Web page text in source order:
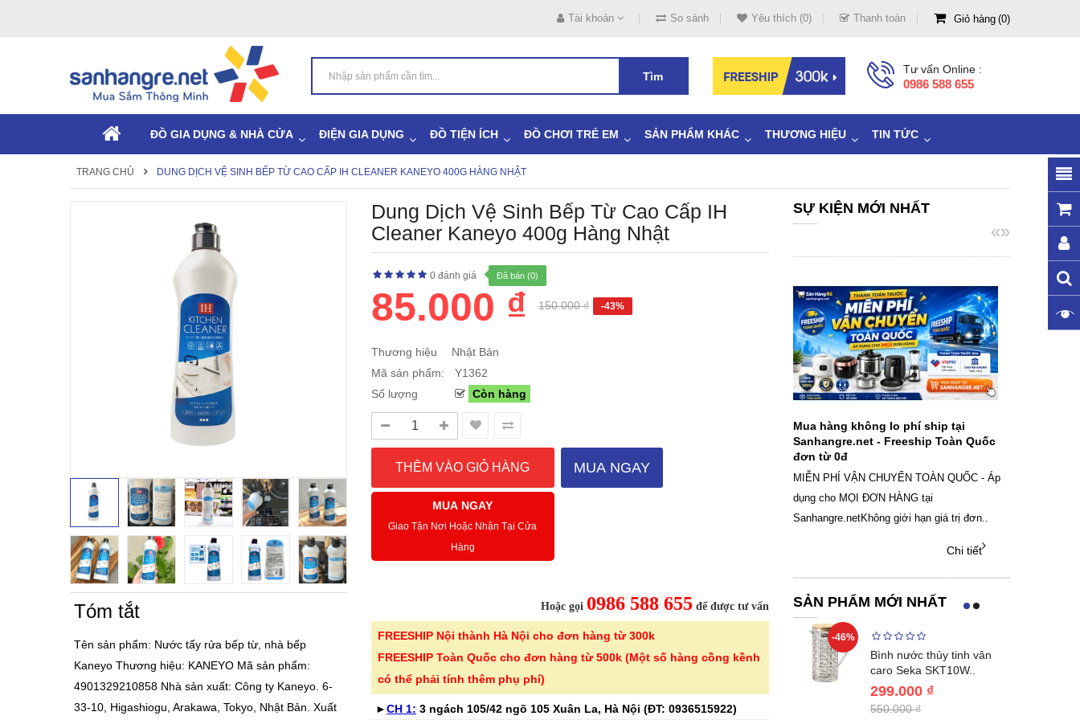
Tài khoản So sánh Yêu thích (0) Thanh toán Giỏ hàng 0
Tìm
Tư vấn Online :
0986 588 655
ĐỒ GIA DỤNG & NHÀ CỬA ĐIỆN GIA DỤNG ĐỒ TIỆN ÍCH ĐỒ CHƠI TRẺ EM SẢN PHẨM KHÁC THƯƠNG HIỆU TIN TỨC
TRANG CHỦ DUNG DỊCH VỆ SINH BẾP TỪ CAO CẤP IH CLEANER KANEYO 400G HÀNG NHẬT
Tóm tắt
Tên sản phẩm: Nước tẩy rửa bếp từ, nhà bếp
Kaneyo Thương hiệu: KANEYO Mã sản phẩm:
4901329210858 Nhà sản xuất: Công ty Kaneyo. 6-
33-10, Higashiogu, Arakawa, Tokyo, Nhật Bản. Xuất
Dung Dịch Vệ Sinh Bếp Từ Cao Cấp IH
Cleaner Kaneyo 400g Hàng Nhật
0 đánh giá Đã bán (0)
85.000 ₫ 150.000 ₫ -43%
Thương hiệu
Nhật Bản
Mã sản phẩm:
Y1362
Số lượng
Còn hàng
MUA NGAY
MUA NGAY
Giao Tận Nơi Hoặc Nhận Tại Cửa
Hàng
Hoặc gọi 0986 588 655 để được tư vấn
FREESHIP Nội thành Hà Nội cho đơn hàng từ 300k
FREESHIP Toàn Quốc cho đơn hàng từ 500k (Một số hàng cồng kềnh
có thể phải tính thêm phụ phí)
►CH 1: 3 ngách 105/42 ngõ 105 Xuân La, Hà Nội (ĐT: 0936515922)
SỰ KIỆN MỚI NHẤT
«»
Sale Mừng Đại Lễ 30/4-01/5: CHÀO HÈ
2026 Siêu giảm tới 40% tại Sanhangre
SANHANGRECăn cứ vào tình hình thời tiết
Mua hàng không lo phí ship tại
Sanhangre.net - Freeship Toàn Quốc
đơn từ 0đ
MIỄN PHÍ VẬN CHUYỂN TOÀN QUỐC - Áp
dụng cho MỌI ĐƠN HÀNG tại
Sanhangre.netKhông giới hạn giá trị đơn..
Chi tiết
SẢN PHẨM MỚI NHẤT
-46%
Bình nước thủy tinh vân
299.000 ₫
550.000 ₫
-40%
Bếp từ đơn Lumias LK24-
689.000 ₫
1.150.000 ₫
-46%
Bình nước thủy tinh vân
caro Seka SKT10W..
299.000 ₫
550.000 ₫